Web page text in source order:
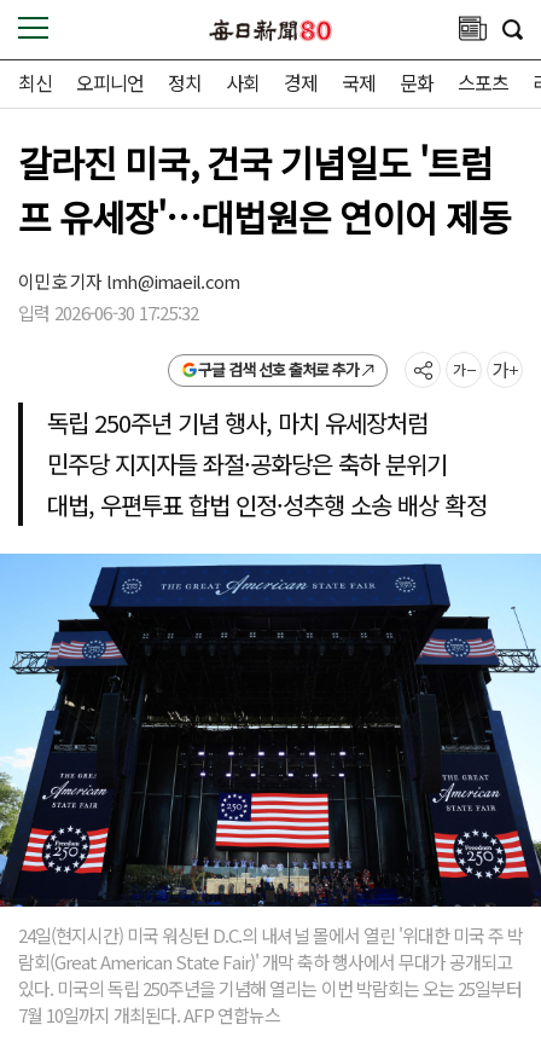
최신 오피니언 정치 사회 경제 국제 문화 스포츠
갈라진 미국, 건국 기념일도 '트럼
프 유세장'…대법원은 연이어 제동
이민호 기자lmh@imaeil.com
입력 2026-06-30 17:25:32
구글 검색 선호 출처로 추가
독립 250주년 기념 행사, 마치 유세장처럼
민주당 지지자들 좌절·공화당은 축하 분위기
대법, 우편투표 합법 인정·성추행 소송 배상 확정
24일(현지시간) 미국 워싱턴 D.C.의 내셔널 몰에서 열린 '위대한 미국 주 박
람회(Great American State Fair)' 개막 축하 행사에서 무대가 공개되고
있다. 미국의 독립 250주년을 기념해 열리는 이번 박람회는 오는 25일부터
7월 10일까지 개최된다. AFP 연합뉴스